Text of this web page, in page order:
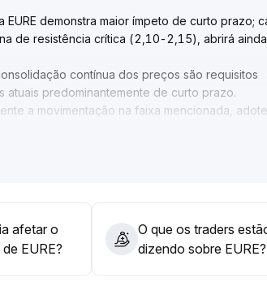
demonstra maior ímpeto de curto prazo;
de resistência crítica (2,10-2,15), abrirá ainda
contínua dos preços são requisitos
atuais predominantemente de curto prazo.
a movimentação na faixa mencionada,
stop loss rigorosamente para lidar com
perseguições impulsivas de alta
afetar o
EURE?
O que os traders
dizendo sobre EURE?